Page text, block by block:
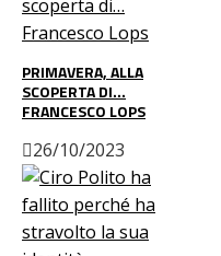
PRIMAVERA, ALLA
SCOPERTA DI…
FRANCESCO LOPS
26/10/2023